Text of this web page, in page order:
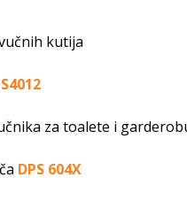
kutija
S4012
za toalete i
DPS 604X